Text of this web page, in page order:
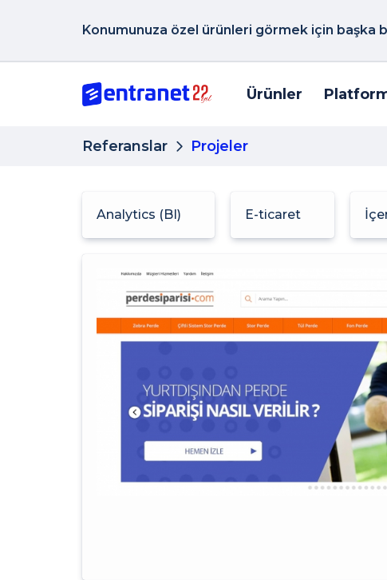
Konumunuza özel ürünleri görmek için başka
Ürünler
Referanslar Projeler
Analytics (BI) E-ticaret